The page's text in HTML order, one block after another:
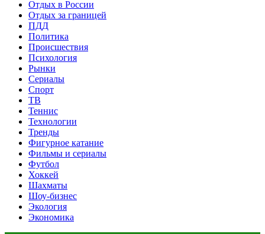
Отдых в России
Отдых за границей
ПДД
Политика
Происшествия
Психология
Рынки
Сериалы
Спорт
ТВ
Теннис
Технологии
Тренды
Фигурное катание
Фильмы и сериалы
Футбол
Хоккей
Шахматы
Шоу-бизнес
Экология
Экономика